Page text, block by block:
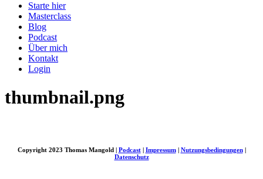
Starte hier
Masterclass
Blog
Podcast
Über mich
Kontakt
Login
thumbnail.png
Copyright 2023 Thomas Mangold | Podcast| Impressum| Nutzungsbedingungen|
Datenschutz